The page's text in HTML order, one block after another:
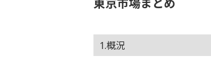
東京市場まとめ
1.概況